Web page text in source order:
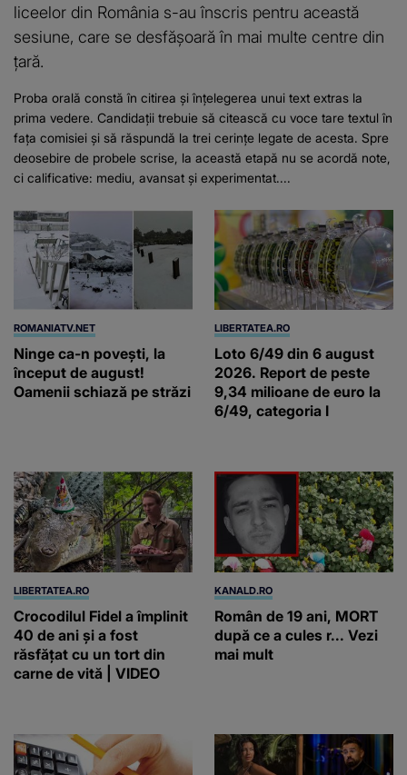
liceelor din România s-au înscris pentru această
sesiune, care se desfășoară în mai multe centre din
țară.
Proba orală constă în citirea și înțelegerea unui text extras la
prima vedere. Candidații trebuie să citească cu voce tare textul în
fața comisiei și să răspundă la trei cerințe legate de acesta. Spre
deosebire de probele scrise, la această etapă nu se acordă note,
ci calificative: mediu, avansat și experimentat....
ROMANIATV.NET
Ninge ca-n povești, la
început de august!
Oamenii schiază pe străzi
LIBERTATEA.RO
Loto 6/49 din 6 august
2026. Report de peste
9,34 milioane de euro la
6/49, categoria I
LIBERTATEA.RO
Crocodilul Fidel a împlinit
40 de ani și a fost
răsfățat cu un tort din
carne de vită | VIDEO
KANALD.RO
Român de 19 ani, MORT
după ce a cules r... Vezi
mai mult